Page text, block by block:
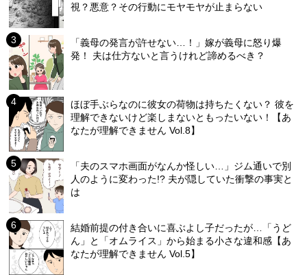
視？悪意？その行動にモヤモヤが止まらない
「義母の発言が許せない…！」嫁が義母に怒り爆
発！ 夫は仕方ないと言うけれど諦めるべき？
ほぼ手ぶらなのに彼女の荷物は持ちたくない？ 彼を
理解できないけど楽しまないともったいない！【あ
なたが理解できません Vol.8】
「夫のスマホ画面がなんか怪しい…」ジム通いで別
人のように変わった!? 夫が隠していた衝撃の事実と
は
結婚前提の付き合いに喜ぶよし子だったが…「うど
ん」と「オムライス」から始まる小さな違和感【あ
なたが理解できません Vol.5】